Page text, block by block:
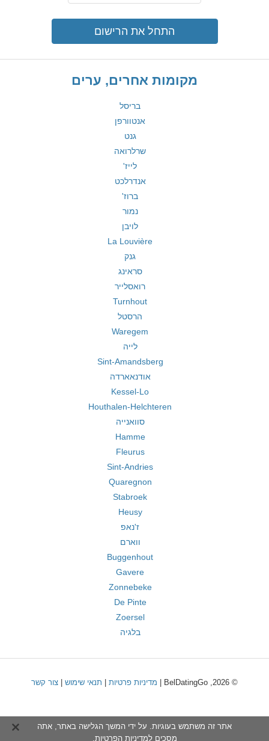
התחל את הרישום
מקומות אחרים, ערים
בריסל
אנטוורפן
גנט
שרלרואה
לייז'
אנדרלכט
ברוז'
נמור
לויבן
La Louvière
גנק
סראינג
רואסלייר
Turnhout
הרסטל
Waregem
לייה
Sint-Amandsberg
אודנאארדה
Kessel-Lo
Houthalen-Helchteren
סוואנייה
Hamme
Fleurus
Sint-Andries
Quaregnon
Stabroek
Heusy
ז'נאפ
ווארם
Buggenhout
Gavere
Zonnebeke
De Pinte
Zoersel
בלגיה
© 2026, BelDatingGo | מדיניות פרטיות תנאי שימוש צור קשר
אתר זה משתמש בעוגיות. על ידי המשך הגלישה באתר, אתה
מסכים למדיניות הפרטיות.